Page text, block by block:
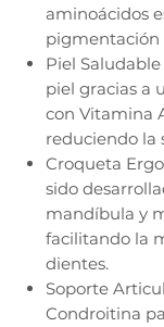
aminoácidos
pigmentación
Piel
piel gracias a
con Vitamina
reduciendo la
Croqueta
sido
mandíbula y
facilitando la
dientes.
Soporte
Condroitina